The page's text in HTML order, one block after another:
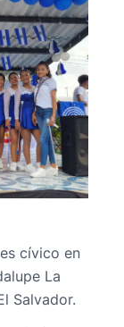
cívico en
La
Salvador.